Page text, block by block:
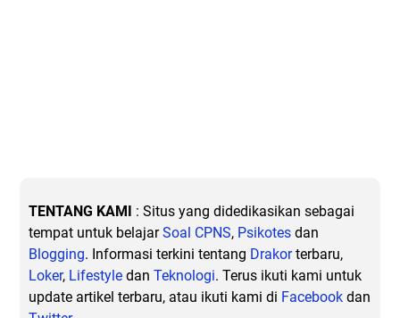
TENTANG KAMI : Situs yang didedikasikan sebagai
tempat untuk belajarSoal CPNS, Psikotes dan
Blogging. Informasi terkini tentang Drakorterbaru,
Loker, Lifestyle dan Teknologi. Terus ikuti kami untuk
update artikel terbaru, atau ikuti kami di Facebook dan